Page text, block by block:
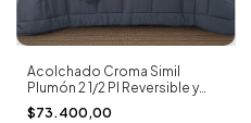
Acolchado Croma Simil
Plumón 2 1/2 Pl Reversible y
Bitono aero - Alcoyana
$73.400,00